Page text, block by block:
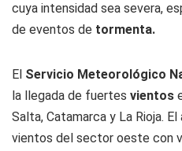
cuya intensidad sea severa,
de eventos de tormenta.
El Servicio Meteorológico
la llegada de fuertes vientos
Salta, Catamarca y La Rioja.
vientos del sector oeste con